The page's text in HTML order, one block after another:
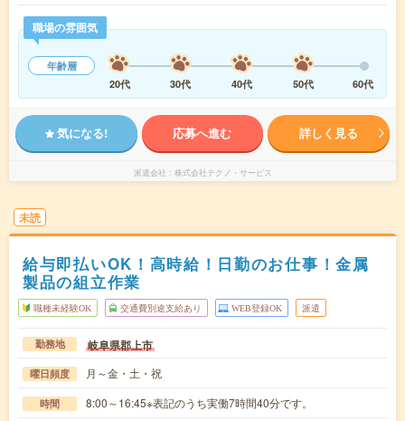
職場の雰囲気
年齢層
20代
30代 40代 50代 60代
気になる! 応募へ進む 詳しく見る
派遣会社 株式会社テクノ・サービス
未読
給与即払いOK！高時給！日勤のお仕事！金属
製品の組立作業
職種未経験OK 交通費別途支給あり WEB登録OK 派遣
勤務地 岐阜県郡上市
曜日頻度 月～金・土・祝
時間 8:00～16:45※表記のうち実働7時間40分です。